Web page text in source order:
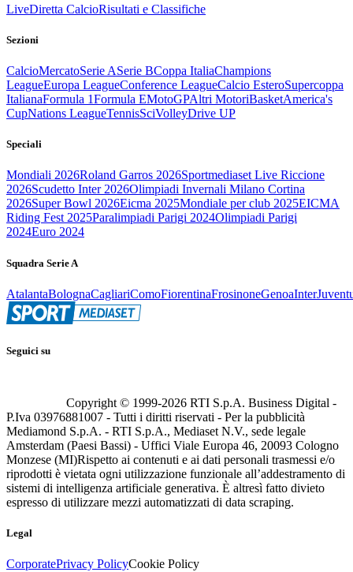
LiveDiretta CalcioRisultati e Classifiche
Sezioni
CalcioMercatoSerie ASerie BCoppa ItaliaChampions
LeagueEuropa LeagueConference LeagueCalcio EsteroSupercoppa
ItalianaFormula 1Formula EMotoGPAltri MotoriBasketAmerica's
CupNations LeagueTennisSciVolleyDrive UP
Speciali
Mondiali 2026Roland Garros 2026Sportmediaset Live Riccione
2026Scudetto Inter 2026Olimpiadi Invernali Milano Cortina
2026Super Bowl 2026Eicma 2025Mondiale per club 2025EICMA
Riding Fest 2025Paralimpiadi Parigi 2024Olimpiadi Parigi
2024Euro 2024
Squadra Serie A
AtalantaBolognaCagliariComoFiorentinaFrosinoneGenoaInter
Seguici su
Copyright © 1999-2026 RTI S.p.A. Business Digital -
P.Iva 03976881007 - Tutti i diritti riservati - Per la pubblicità
Mediamond S.p.A. - RTI S.p.A., Mediaset N.V., sede legale
Amsterdam (Paesi Bassi) - Uffici Viale Europa 46, 20093 Cologno
Monzese (MI)Rispetto ai contenuti e ai dati personali trasmessi e/o
riprodotti è vietata ogni utilizzazione funzionale all’addestramento di
sistemi di intelligenza artificiale generativa. È altresì fatto divieto
espresso di utilizzare mezzi automatizzati di data scraping.
Legal
CorporatePrivacy PolicyCookie Policy